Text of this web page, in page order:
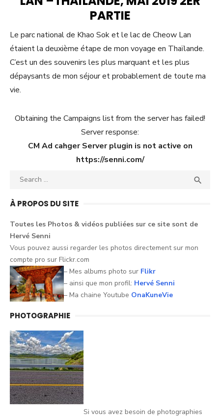
PARTIE
Le parc national de Khao Sok et le lac de Cheow Lan
étaient la deuxième étape de mon voyage en Thaïlande.
C’est un des souvenirs les plus marquant et les plus
dépaysants de mon séjour et probablement de toute ma
vie.
Obtaining the Campaigns list from the server has failed!
Server response:
CM Ad cahger Server plugin is not active on
https://senni.com/
Search

À PROPOS DU SITE
Toutes les Photos & vidéos publiées sur ce site sont de
Hervé Senni
Vous pouvez aussi regarder les photos directement sur mon
compte pro sur Flickr.com
– Mes albums photo sur Flikr
– ainsi que mon profil: Hervé Senni
– Ma chaine Youtube OnaKuneVie
PHOTOGRAPHIE
Si vous avez besoin de photographies